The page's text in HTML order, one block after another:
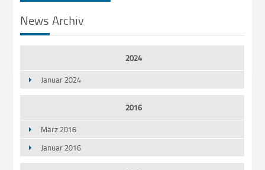
News Archiv
2024
Januar 2024
2016
März 2016
Januar 2016